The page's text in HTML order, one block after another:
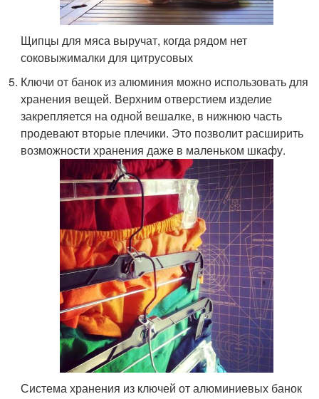
Щипцы для мяса выручат, когда рядом нет
соковыжималки для цитрусовых
Ключи от банок из алюминия можно использовать для
хранения вещей. Верхним отверстием изделие
закрепляется на одной вешалке, в нижнюю часть
продевают вторые плечики. Это позволит расширить
возможности хранения даже в маленьком шкафу.
Система хранения из ключей от алюминиевых банок